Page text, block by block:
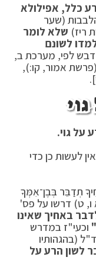
כלל, אפילולא
(שער
ריז) שלא לומר
לשונם
לפי, מערכת ב,
אמור, קו:),
על גוי.
לעשות כן כדי
תְדַבֵּר בְּבֶן־אִמְּךָ
ט) דרשו על פס'
באחיך שאינו
וכעי"ז במדרש
(בהגהותיו
לשון הרע על